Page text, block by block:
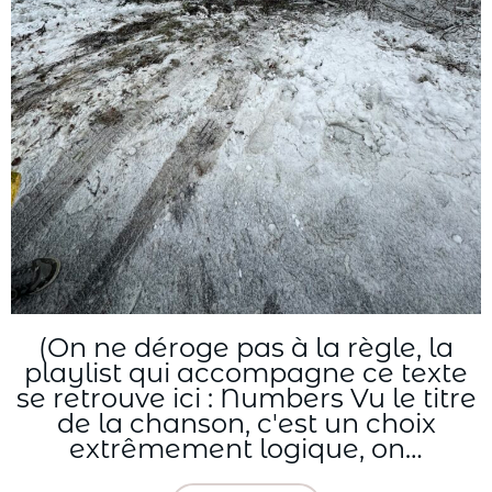
(On ne déroge pas à la règle, la
playlist qui accompagne ce texte
se retrouve ici : Numbers Vu le titre
de la chanson, c'est un choix
extrêmement logique, on…